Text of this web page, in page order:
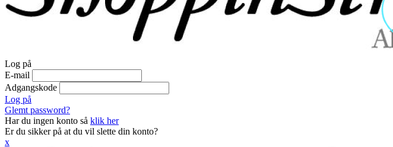
Log på
E-mail
Adgangskode
Log på
Glemt password?
Har du ingen konto så klik her
Er du sikker på at du vil slette din konto?
x